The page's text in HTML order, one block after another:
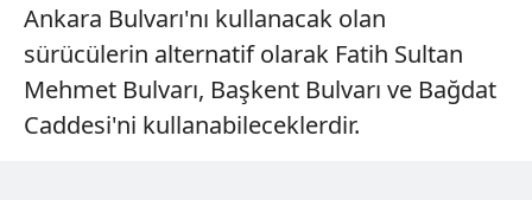
Ankara Bulvarı'nı kullanacak olan
sürücülerin alternatif olarak Fatih Sultan
Mehmet Bulvarı, Başkent Bulvarı ve Bağdat
Caddesi'ni kullanabileceklerdir.